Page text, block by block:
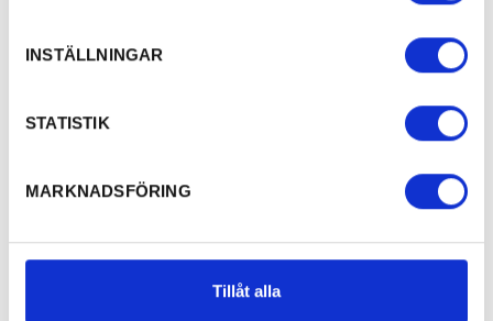
INSTÄLLNINGAR
STATISTIK
MARKNADSFÖRING
Tillåt alla